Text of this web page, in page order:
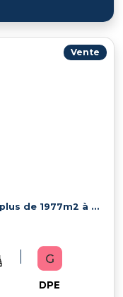
Vente
Maison Mesnil-le-Roi - Terrain de plus de 1977m2 à fort potentiel
DPE